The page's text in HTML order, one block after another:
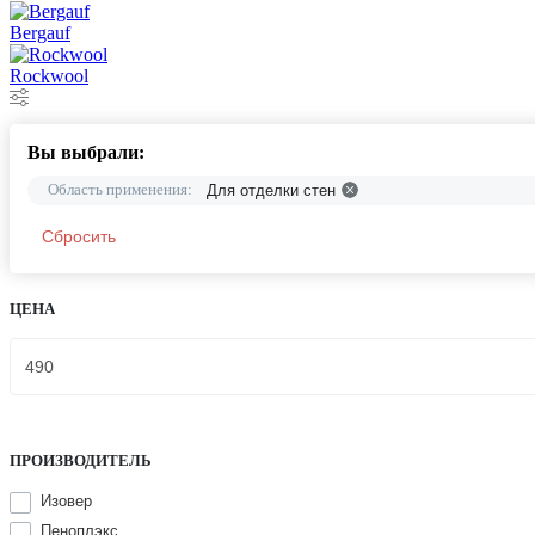
Bergauf
Rockwool
Вы выбрали:
Область применения: Для отделки стен
Сбросить
ЦЕНА
ПРОИЗВОДИТЕЛЬ
Изовер
Пеноплэкс